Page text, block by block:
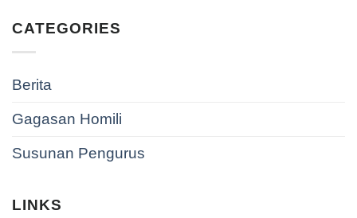
CATEGORIES
Berita
Gagasan Homili
Susunan Pengurus
LINKS